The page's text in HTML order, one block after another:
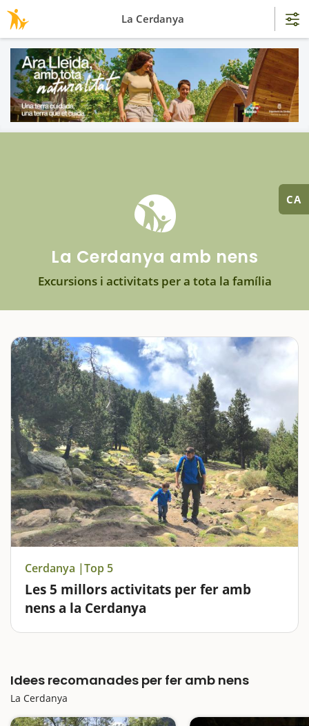
CA
La Cerdanya amb nens
Excursions i activitats per a tota la família
Cerdanya |Top 5
Les 5 millors activitats per fer amb
nens a la Cerdanya
Situada al cor del Pirineu català, la Cerdanya és una
hi una escapada amb nens. Un altre paradís de les…
Idees recomanades per fer amb nens
La Cerdanya
La Cerdanya